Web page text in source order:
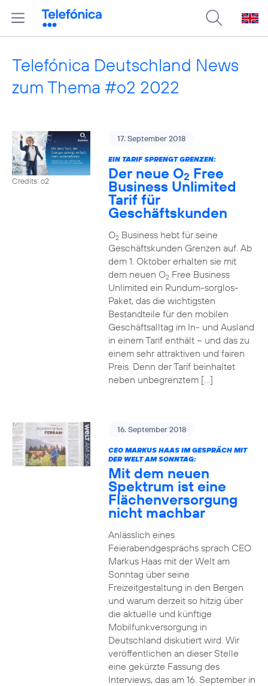
Telefónica Deutschland News
zum Thema #o2 2022
Credits: o2
17. September 2018
EIN TARIF SPRENGT GRENZEN:
Der neue O2 Free
Business Unlimited
Tarif für
Geschäftskunden
O2Business hebt für seine
Geschäftskunden Grenzen auf. Ab
dem 1. Oktober erhalten sie mit
dem neuen O2Free Business
Unlimited ein Rundum-sorglos-
Paket, das die wichtigsten
Bestandteile für den mobilen
Geschäftsalltag im In- und Ausland
in einem Tarif enthält – und das zu
einem sehr attraktiven und fairen
Preis. Denn der Tarif beinhaltet
neben unbegrenztem […]
16. September 2018
CEO MARKUS HAAS IM GESPRÄCH MIT
DER WELT AM SONNTAG:
Mit dem neuen
Spektrum ist eine
Flächenversorgung
nicht machbar
Anlässlich eines
Feierabendgesprächs sprach CEO
Markus Haas mit der Welt am
Sonntag über seine
Freizeitgestaltung in den Bergen
und warum derzeit so hitzig über
die aktuelle und künftige
Mobilfunkversorgung in
Deutschland diskutiert wird. Wir
veröffentlichen an dieser Stelle
eine gekürzte Fassung des
Interviews, das am 16. September in